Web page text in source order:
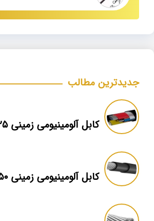
جدیدترین مطالب